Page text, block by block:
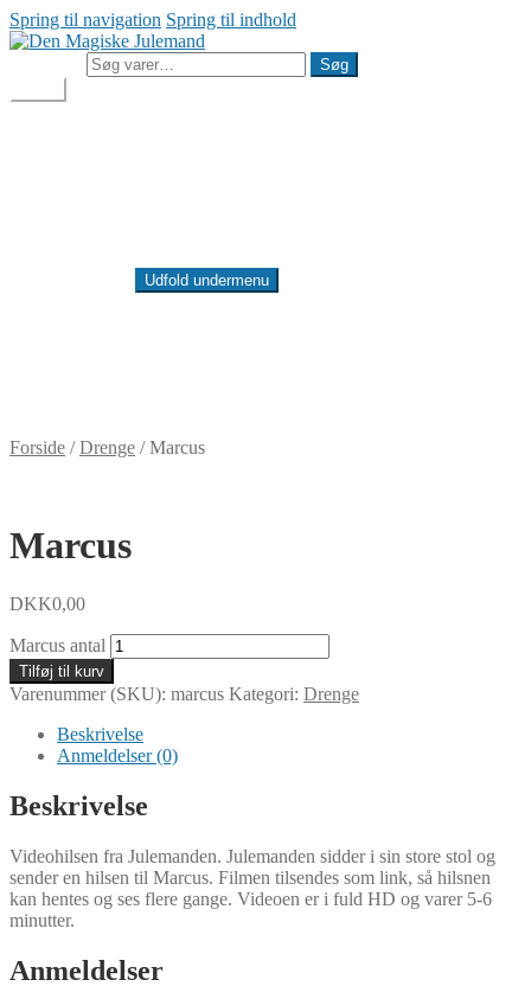
Spring til navigation Spring til indhold
Søg
Udfold undermenu
Forside /Drenge /Marcus
Marcus
DKK0,00
Marcus antal
Tilføj til kurv
Varenummer (SKU): marcus Kategori: Drenge
Beskrivelse
Anmeldelser (0)
Beskrivelse
Videohilsen fra Julemanden. Julemanden sidder i sin store stol og
sender en hilsen til Marcus. Filmen tilsendes som link, så hilsnen
kan hentes og ses flere gange. Videoen er i fuld HD og varer 5-6
minutter.
Anmeldelser